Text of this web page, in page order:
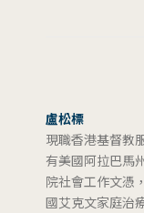
盧松標
現職香港基督教
有美國阿拉巴馬
院社會工作文憑
國艾克文家庭治